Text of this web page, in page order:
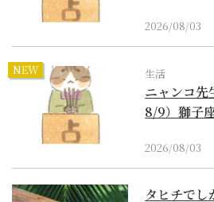
2026/08/03
NEW 生活
ニャンコ先
8/9）獅子
2026/08/03
タヒチでし